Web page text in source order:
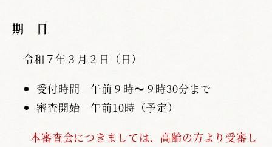
期 日
令和７年３月２日（日）
受付時間 午前９時〜９時30分まで
審査開始 午前10時（予定）
本審査会につきましては、高齢の方より受審し